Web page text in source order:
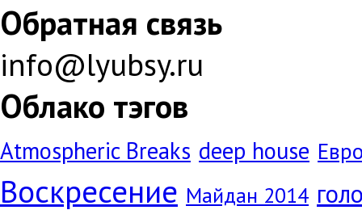
Обратная связь
info@lyubsy.ru
Облако тэгов
Atmospheric Breaks deep house
Воскресение Майдан 2014